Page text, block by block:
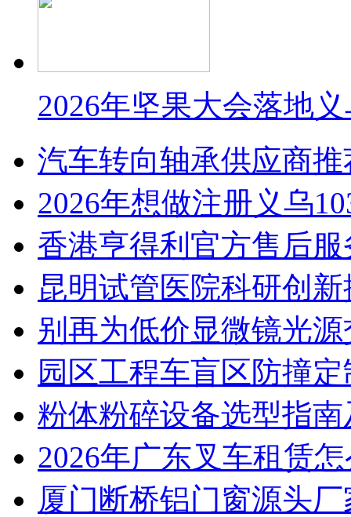
2026年坚果大会落地
汽车转向轴承供应商
2026年想做注册义乌
香港亨得利官方售后
昆明试管医院科研创
别再为低价显微镜光
园区工程车盲区防撞
粉体粉碎设备选型指
2026年广东叉车租赁
厦门断桥铝门窗源头